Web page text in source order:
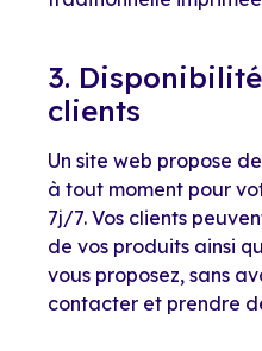
3.
clients
Un site web propose
à tout moment pour
7j/7. Vos clients
de vos produits ainsi
vous proposez, sans
contacter et prendre